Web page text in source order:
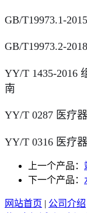
GB/T19973.1-
GB/T19973.2-
YY/T 1435-2016
南
YY/T 0287 医疗
YY/T 0316 医疗
上一个产品：
下一个产品：
网站首页 | 公司介绍